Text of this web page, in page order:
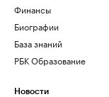
Финансы
Биографии
База знаний
РБК Образование
Новости